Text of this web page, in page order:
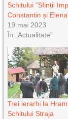
Schitului ”Sfinții
Constantin și
19 mai 2023
În „Actualitate”
Trei ierarhi la
Schitului Straja